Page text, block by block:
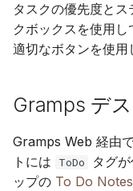
タスクの優先度と
クボックスを使用
適切なボタンを使用
Gramps デ
Gramps Web 経由
トには
ToDo
タグ
ップの To Do